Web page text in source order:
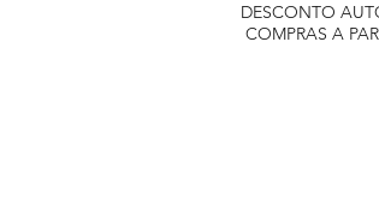
DESCONTO
COMPRAS A